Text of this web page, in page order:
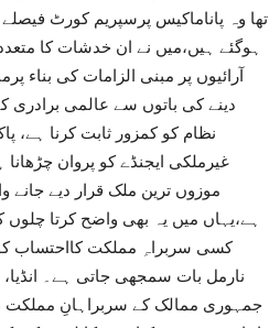
تھا وہ پاناماکیس پرسپریم کورٹ
ہوگئے ہیں،میں نے ان خدشات کا
آرائیوں پر مبنی الزامات کی بناء
دینے کی باتوں سے عالمی برادری
نظام کو کمزور ثابت کرنا ہے،
غیرملکی ایجنڈے کو پروان
موزوں ترین ملک قرار دیے جانے
ہے،یہاں میں یہ بھی واضح کرتا
کسی سربراہِ مملکت کااحتساب
نارمل بات سمجھی جاتی ہے۔
جمہوری ممالک کے سربراہانِ مملکت